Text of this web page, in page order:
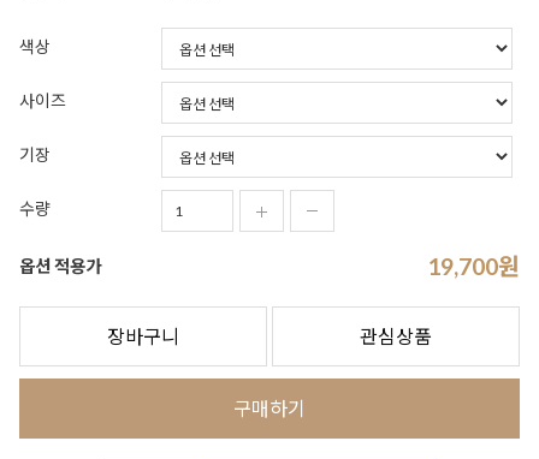
색상
사이즈
기장
수량
옵션 적용가 19,700원
장바구니 관심상품
구매하기